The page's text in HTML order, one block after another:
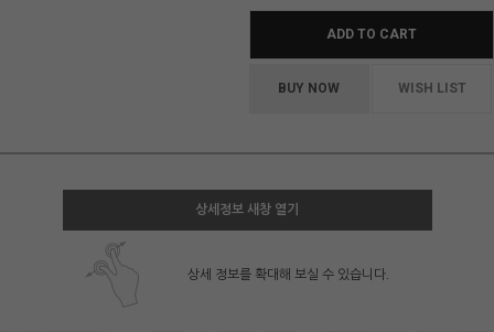
ADD TO CART
BUY NOW WISH LIST
상세정보 새창 열기
상세 정보를 확대해 보실 수 있습니다.